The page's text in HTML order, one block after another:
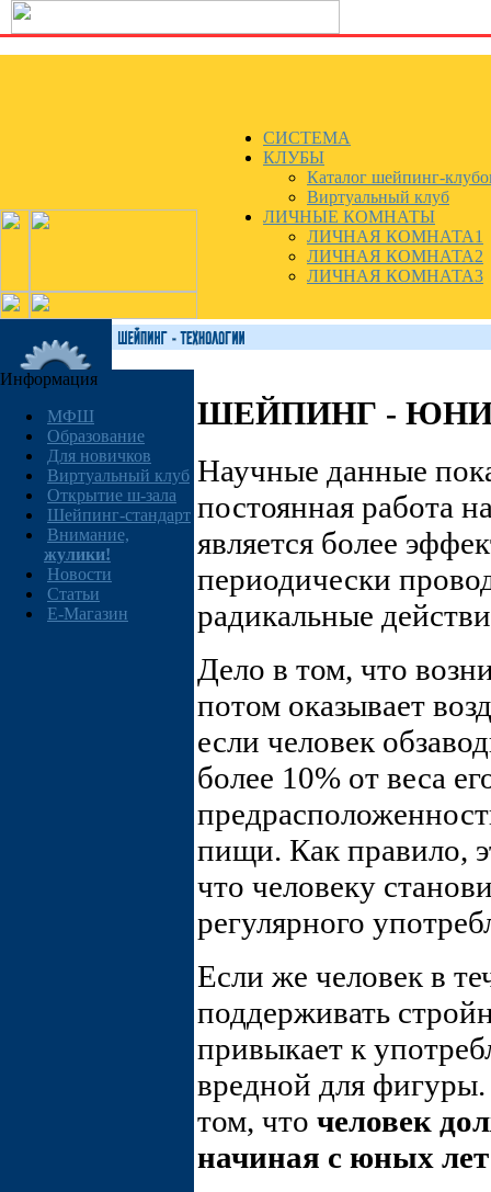
СИСТЕМА
КЛУБЫ
Каталог шейпинг-
Виртуальный клуб
ЛИЧНЫЕ КОМНАТЫ
ЛИЧНАЯ КОМНАТА1
ЛИЧНАЯ КОМНАТА2
ЛИЧНАЯ КОМНАТА3
Информация
МФШ
Образование
Для новичков
Виртуальный клуб
Открытие ш-зала
Шейпинг-стандарт
Внимание,
жулики!
Новости
Статьи
E-Магазин
ШЕЙПИНГ -
Научные данные
постоянная работа
является более
периодически
радикальные
Дело в том, что
потом оказывает
если человек
более 10% от веса
пищи. Как правило,
что человеку
регулярного
Если же человек в
поддерживать
привыкает к
вредной для
том, что человек
начиная с юных лет